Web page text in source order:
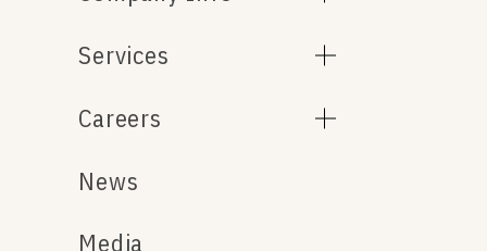
Services
Careers
News
Media